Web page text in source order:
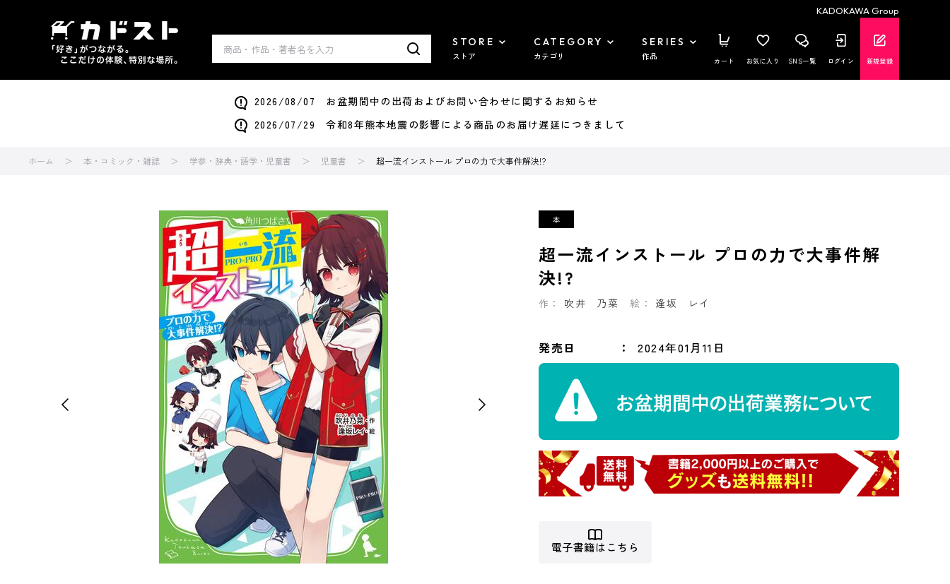
KADOKAWA Group
STORE
ストア
CATEGORY
カテゴリ
SERIES
作品 カート お気に入り SNS一覧 ログイン 新規登録
2026/08/07 お盆期間中の出荷およびお問い合わせに関するお知らせ
2026/07/29 令和8年熊本地震の影響による商品のお届け遅延につきまして
ホーム 本・コミック・雑誌 学参・辞典・語学・児童書 児童書 超一流インストール プロの力で大事件解決!?
超一流インストール プロの力で大事件解
決!?
作： 吹井 乃菜 絵： 逢坂 レイ
発売日 2024年01月11日
電子書籍はこちら